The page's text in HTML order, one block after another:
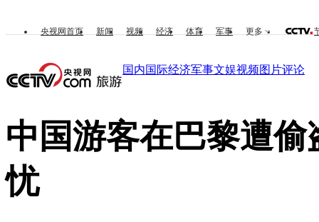
央视网首页 新闻 视频 经济 体育 军事 更多
国内国际经济军事文娱视频图片评论
中国游客在巴黎遭
忧